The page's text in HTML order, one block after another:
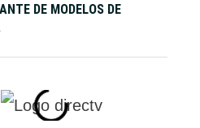
DE MODELOS DE